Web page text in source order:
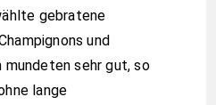
gebratene
und
mundeten sehr gut, so
lange